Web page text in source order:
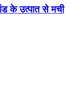
के उत्पात से मची